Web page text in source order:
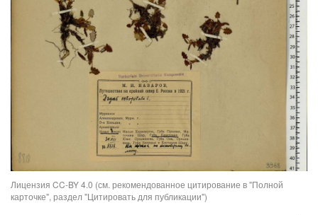
Лицензия CC-BY 4.0 (см. рекомендованное цитирование в "Полной
карточке", раздел "Цитировать для публикации")